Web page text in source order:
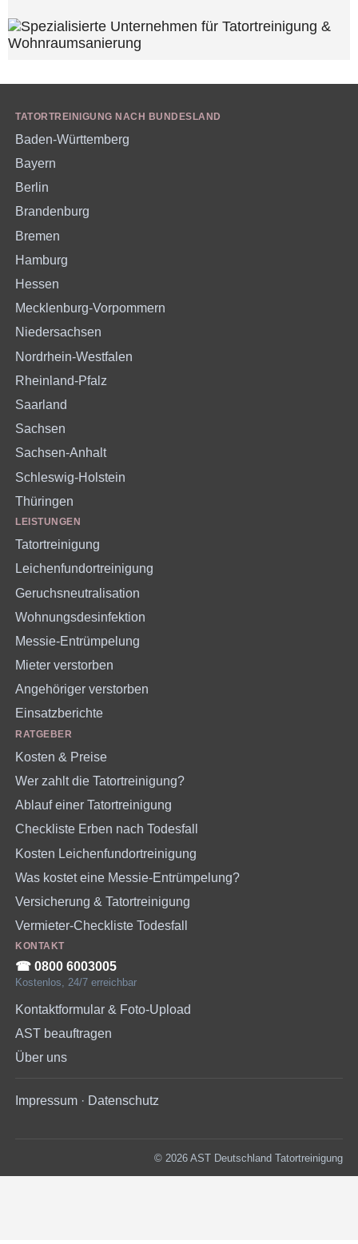
TATORTREINIGUNG NACH BUNDESLAND
Baden-Württemberg
Bayern
Berlin
Brandenburg
Bremen
Hamburg
Hessen
Mecklenburg-Vorpommern
Niedersachsen
Nordrhein-Westfalen
Rheinland-Pfalz
Saarland
Sachsen
Sachsen-Anhalt
Schleswig-Holstein
Thüringen
LEISTUNGEN
Tatortreinigung
Leichenfundortreinigung
Geruchsneutralisation
Wohnungsdesinfektion
Messie-Entrümpelung
Mieter verstorben
Angehöriger verstorben
Einsatzberichte
RATGEBER
Kosten & Preise
Wer zahlt die Tatortreinigung?
Ablauf einer Tatortreinigung
Checkliste Erben nach Todesfall
Kosten Leichenfundortreinigung
Was kostet eine Messie-Entrümpelung?
Versicherung & Tatortreinigung
Vermieter-Checkliste Todesfall
KONTAKT
☎︎ 0800 6003005
Kostenlos, 24/7 erreichbar
Kontaktformular & Foto-Upload
AST beauftragen
Über uns
Impressum · Datenschutz
© 2026 AST Deutschland Tatortreinigung